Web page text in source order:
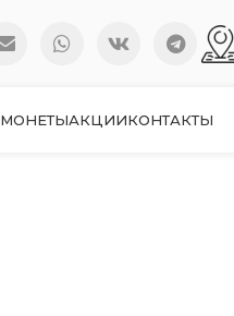
МОНЕТЫАКЦИИКОНТАКТЫ